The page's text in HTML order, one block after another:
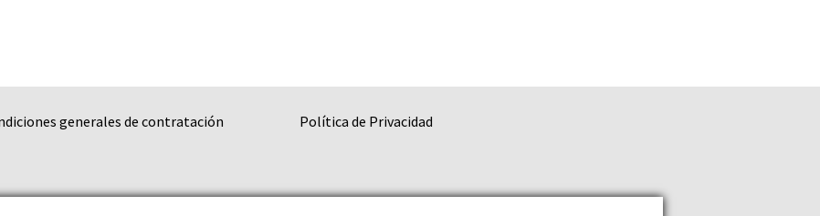
generales de contratación
Política de Privacidad